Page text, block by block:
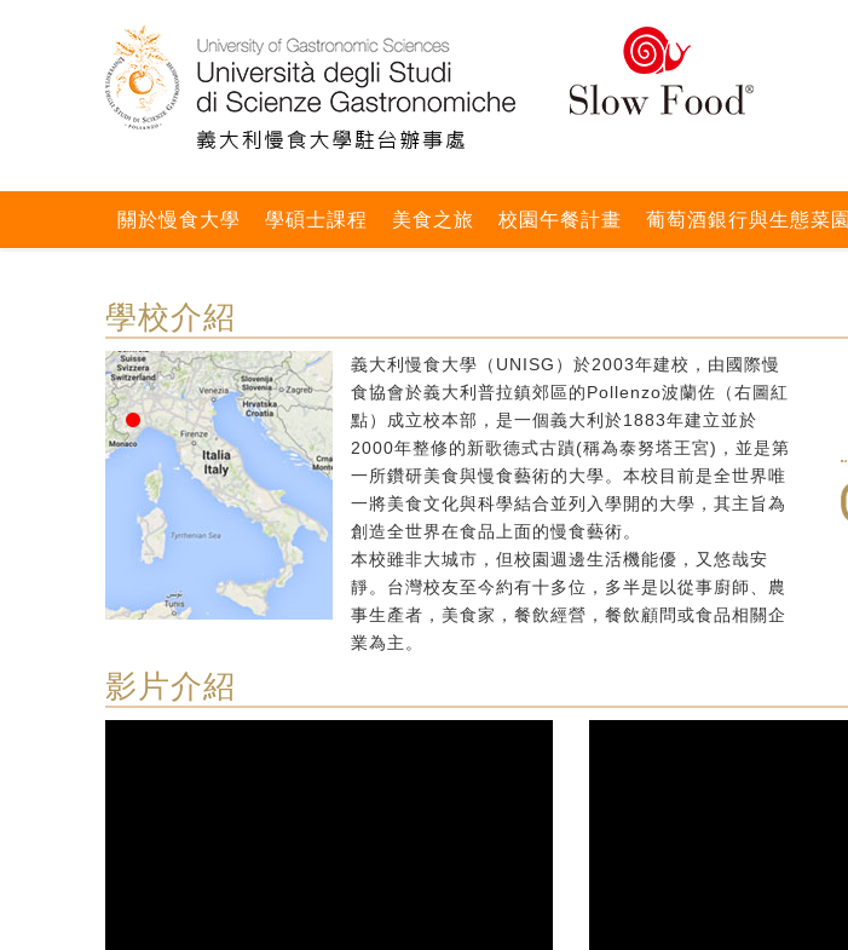
關於慢食大學 學碩士課程 美食之旅 校園午餐計畫 葡萄酒銀行與生態菜園
學校介紹
義大利慢食大學（UNISG）於2003年建校，由國際慢
食協會於義大利普拉鎮郊區的Pollenzo波蘭佐（右圖紅
點）成立校本部，是一個義大利於1883年建立並於
2000年整修的新歌德式古蹟(稱為泰努塔王宮)，並是第
一所鑽研美食與慢食藝術的大學。本校目前是全世界唯
一將美食文化與科學結合並列入學開的大學，其主旨為
創造全世界在食品上面的慢食藝術。
本校雖非大城市，但校園週邊生活機能優，又悠哉安
靜。台灣校友至今約有十多位，多半是以從事廚師、農
事生產者，美食家，餐飲經營，餐飲顧問或食品相關企
業為主。
影片介紹